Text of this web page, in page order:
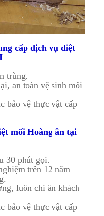
cấp dịch vụ diệt
trùng.
an toàn vệ sinh môi
bảo vệ thực vật cấp
mối Hoàng ân tại
30 phút gọi.
trên 12 năm
luôn chi ân khách
bảo vệ thực vật cấp